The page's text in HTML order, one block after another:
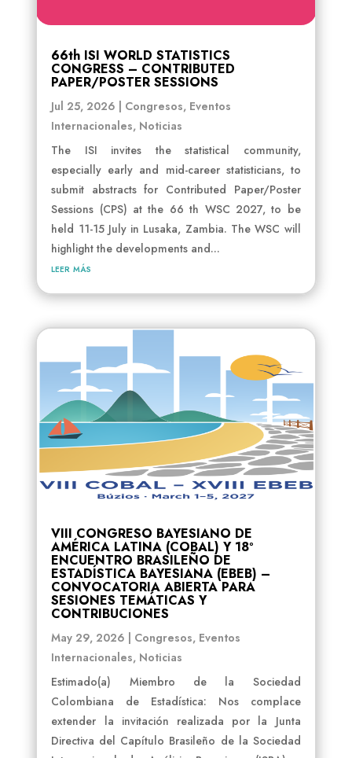
66th ISI WORLD STATISTICS
CONGRESS – CONTRIBUTED
PAPER/POSTER SESSIONS
Jul 25, 2026 Congresos, Eventos
Internacionales, Noticias
The ISI invites the statistical community,
especially early and mid-career statisticians, to
submit abstracts for Contributed Paper/Poster
Sessions (CPS) at the 66 th WSC 2027, to be
held 11-15 July in Lusaka, Zambia. The WSC will
highlight the developments and...
leer más
VIII CONGRESO BAYESIANO DE
AMÉRICA LATINA (COBAL) Y 18º
ENCUENTRO BRASILEÑO DE
ESTADÍSTICA BAYESIANA (EBEB) –
CONVOCATORIA ABIERTA PARA
SESIONES TEMÁTICAS Y
CONTRIBUCIONES
May 29, 2026 Congresos, Eventos
Internacionales, Noticias
Estimado(a) Miembro de la Sociedad
Colombiana de Estadística: Nos complace
extender la invitación realizada por la Junta
Directiva del Capítulo Brasileño de la Sociedad